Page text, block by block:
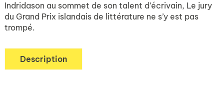
Indridason au sommet de son talent d’écrivain, Le jury
du Grand Prix islandais de littérature ne s’y est pas
trompé.
Description